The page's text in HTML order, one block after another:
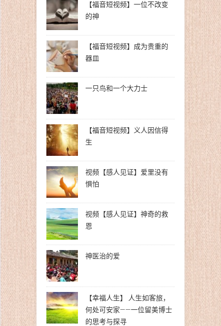
【福音短视频】一位不改变
的神
【福音短视频】成为贵重的
器皿
一只鸟和一个大力士
【福音短视频】义人因信得
生
视频【感人见证】爱里没有
惧怕
视频【感人见证】神奇的救
恩
神医治的爱
【幸福人生】 人生如客旅，
何处可安家——一位留美博士
的思考与探寻